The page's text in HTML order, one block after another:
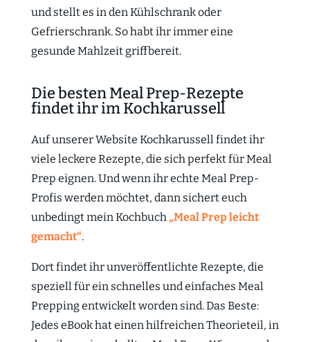
und stellt es in den Kühlschrank oder
Gefrierschrank. So habt ihr immer eine
gesunde Mahlzeit griffbereit.
Die besten Meal Prep-Rezepte
findet ihr im Kochkarussell
Auf unserer Website Kochkarussell findet ihr
viele leckere Rezepte, die sich perfekt für Meal
Prep eignen. Und wenn ihr echte Meal Prep-
Profis werden möchtet, dann sichert euch
unbedingt mein Kochbuch „Meal Prep leicht
gemacht“.
Dort findet ihr unveröffentlichte Rezepte, die
speziell für ein schnelles und einfaches Meal
Prepping entwickelt worden sind. Das Beste:
Jedes eBook hat einen hilfreichen Theorieteil, in